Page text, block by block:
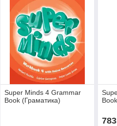
Super Minds 4 Grammar
Book (Граматика)
783